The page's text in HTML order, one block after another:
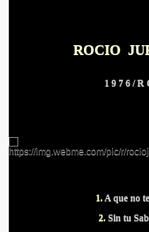
ROCIO
1 9 7 6 / R
1. A que no
2. Sin tu